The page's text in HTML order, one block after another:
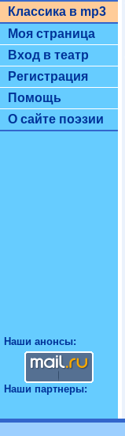
Классика в mp3
Моя страница
Вход в театр
Регистрация
Помощь
О сайте поэзии
Наши анонсы:
Наши партнеры: